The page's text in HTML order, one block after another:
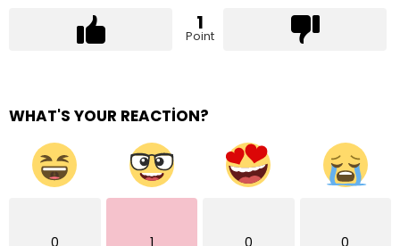
1
Point
WHAT'S YOUR REACTION?